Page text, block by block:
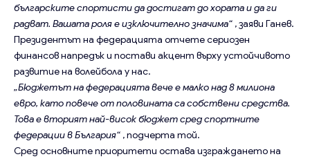
българските спортисти да достигат до хората и да ги
радват. Вашата роля е изключително значима“ , заяви Ганев.
Президентът на федерацията отчете сериозен
финансов напредък и постави акцент върху устойчивото
развитие на волейбола у нас.
„Бюджетът на федерацията вече е малко над 8 милиона
евро, като повече от половината са собствени средства.
Това е вторият най-висок бюджет сред спортните
федерации в България“ , подчерта той.
Сред основните приоритети остава изграждането на